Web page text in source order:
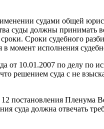
судами общей
суды должны принимать
Сроки судебного
момент исполнения
от 10.01.2007 по делу
решением суда с не
постановления
суда должна отвечать